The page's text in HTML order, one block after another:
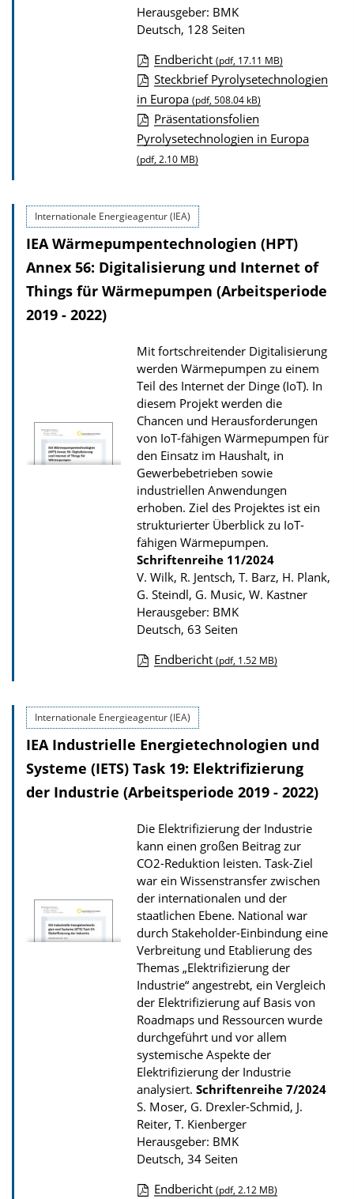
P
b
l
i
k
a
o
n
Herausgeber: BMK
Deutsch, 128 Seiten
D
o
w
n
l
a
d
s
z
u
P
u
b
l
i
k
a
t
i
o
n
Endbericht (pdf, 17.11 MB)
Steckbrief Pyrolysetechnologien
in Europa (pdf, 508.04 kB)
Präsentationsfolien
Pyrolysetechnologien in Europa
(pdf, 2.10 MB)
Internationale Energieagentur (IEA)
IEA Wärmepumpentechnologien (HPT)
Annex 56: Digitalisierung und Internet of
Things für Wärmepumpen (Arbeitsperiode
2019 - 2022)
Mit fortschreitender Digitalisierung
werden Wärmepumpen zu einem
Teil des Internet der Dinge (IoT). In
diesem Projekt werden die
Chancen und Herausforderungen
von IoT-fähigen Wärmepumpen für
den Einsatz im Haushalt, in
Gewerbebetrieben sowie
industriellen Anwendungen
erhoben. Ziel des Projektes ist ein
strukturierter Überblick zu IoT-
fähigen Wärmepumpen.
Schriftenreihe 11/2024
V. Wilk, R. Jentsch, T. Barz, H. Plank,
G. Steindl, G. Music, W. Kastner
Herausgeber: BMK
Deutsch, 63 Seiten
w
n
l
o
d
s
z
u
r
P
u
b
l
i
k
a
t
i
o
n
Endbericht (pdf, 1.52 MB)
Internationale Energieagentur (IEA)
IEA Industrielle Energietechnologien und
Systeme (IETS) Task 19: Elektrifizierung
der Industrie (Arbeitsperiode 2019 - 2022)
Die Elektrifizierung der Industrie
kann einen großen Beitrag zur
CO2-Reduktion leisten. Task-Ziel
war ein Wissenstransfer zwischen
der internationalen und der
staatlichen Ebene. National war
durch Stakeholder-Einbindung eine
Verbreitung und Etablierung des
Themas „Elektrifizierung der
Industrie“ angestrebt, ein Vergleich
der Elektrifizierung auf Basis von
Roadmaps und Ressourcen wurde
durchgeführt und vor allem
systemische Aspekte der
Elektrifizierung der Industrie
analysiert. Schriftenreihe 7/2024
S. Moser, G. Drexler-Schmid, J.
Reiter, T. Kienberger
Herausgeber: BMK
Deutsch, 34 Seiten
Endbericht (pdf, 2.12 MB)